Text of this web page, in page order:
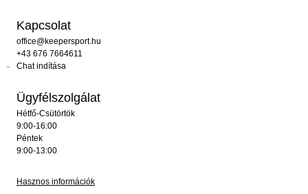
Kapcsolat
office@keepersport.hu
+43 676 7664611
Chat indítása
Ügyfélszolgálat
Hétfő-Csütörtök
9:00-16:00
Péntek
9:00-13:00
Hasznos információk